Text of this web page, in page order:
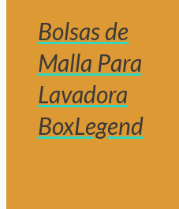
Bolsas de
Malla Para
Lavadora
BoxLegend